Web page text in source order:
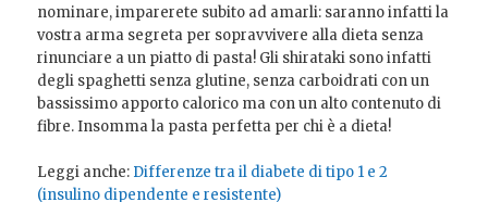
nominare, imparerete subito ad amarli: saranno infatti la
vostra arma segreta per sopravvivere alla dieta senza
rinunciare a un piatto di pasta! Gli shirataki sono infatti
degli spaghetti senza glutine, senza carboidrati con un
bassissimo apporto calorico ma con un alto contenuto di
fibre. Insomma la pasta perfetta per chi è a dieta!
Leggi anche: Differenze tra il diabete di tipo 1 e 2
(insulino dipendente e resistente)